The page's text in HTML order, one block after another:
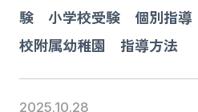
験 小学校受験 個別指
校附属幼稚園 指導方法
2025.10.28